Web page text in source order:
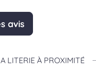
avis
LITERIE À PROXIMITÉ